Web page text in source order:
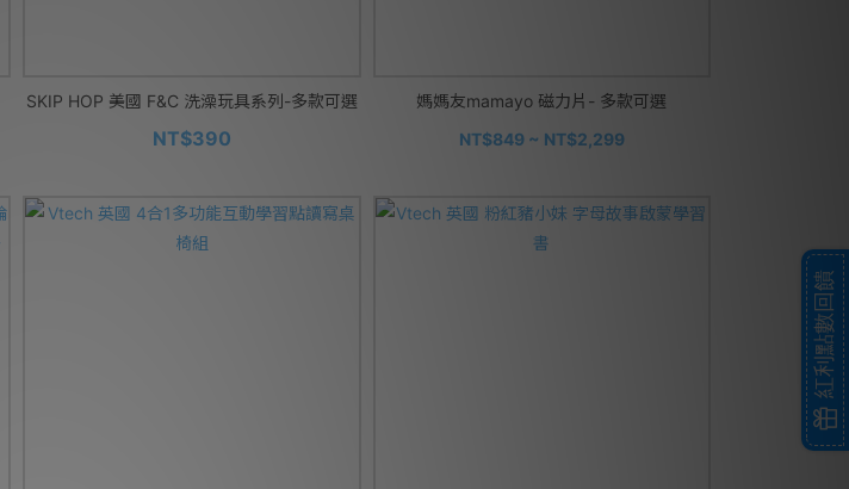
SKIP HOP 美國 F&C 洗澡玩具系列-多款可選
NT$390
媽媽友mamayo 磁力片- 多款可選
NT$849 ~ NT$2,299
紅利點數回饋